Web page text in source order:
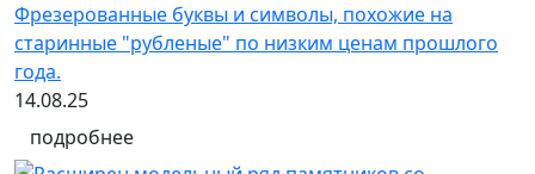
Фрезерованные буквы и символы, похожие на
старинные "рубленые" по низким ценам прошлого
года.
14.08.25
подробнее